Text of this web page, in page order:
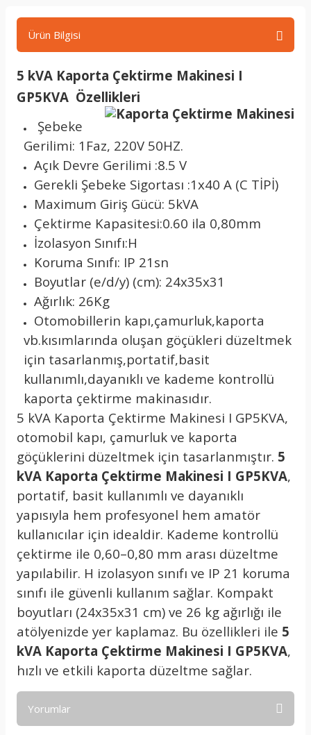
Ürün Bilgisi
5 kVA Kaporta Çektirme Makinesi I
GP5KVA Özellikleri
Şebeke
Gerilimi: 1Faz, 220V 50HZ.
Açık Devre Gerilimi :8.5 V
Gerekli Şebeke Sigortası :1x40 A (C TİPİ)
Maximum Giriş Gücü: 5kVA
Çektirme Kapasitesi:0.60 ila 0,80mm
İzolasyon Sınıfı:H
Koruma Sınıfı: IP 21sn
Boyutlar (e/d/y) (cm): 24x35x31
Ağırlık: 26Kg
Otomobillerin kapı,çamurluk,kaporta
vb.kısımlarında oluşan göçükleri düzeltmek
için tasarlanmış,portatif,basit
kullanımlı,dayanıklı ve kademe kontrollü
kaporta çektirme makinasıdır.
5 kVA Kaporta Çektirme Makinesi I GP5KVA,
otomobil kapı, çamurluk ve kaporta
göçüklerini düzeltmek için tasarlanmıştır. 5
kVA Kaporta Çektirme Makinesi I GP5KVA,
portatif, basit kullanımlı ve dayanıklı
yapısıyla hem profesyonel hem amatör
kullanıcılar için idealdir. Kademe kontrollü
çektirme ile 0,60–0,80 mm arası düzeltme
yapılabilir. H izolasyon sınıfı ve IP 21 koruma
sınıfı ile güvenli kullanım sağlar. Kompakt
boyutları (24x35x31 cm) ve 26 kg ağırlığı ile
atölyenizde yer kaplamaz. Bu özellikleri ile 5
kVA Kaporta Çektirme Makinesi I GP5KVA,
hızlı ve etkili kaporta düzeltme sağlar.
Yorumlar